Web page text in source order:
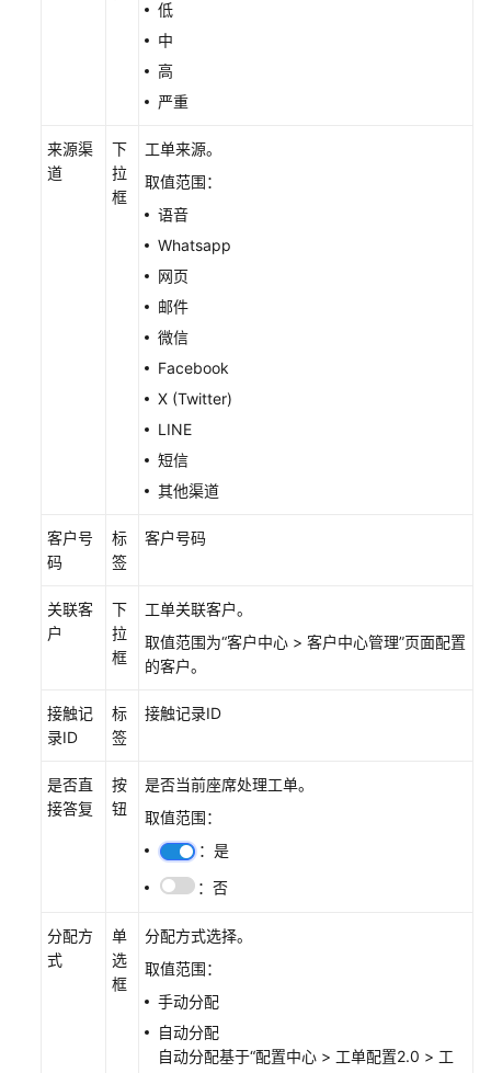
语
体
业
席
操
作
作
台
接
低
中
高
严重
来源渠
道
下
拉
框
工单来源。
取值范围：
语音
Whatsapp
网页
邮件
微信
Facebook
X (Twitter)
LINE
短信
其他渠道
客户号
码
标
签
客户号码
关联客
户
下
拉
框
工单关联客户。
取值范围为“客户中心 > 客户中心管理”页面配置
的客户。
接触记
录ID
标
签
接触记录ID
是否直
接答复
按
钮
是否当前座席处理工单。
取值范围：
：是
：否
分配方
式
单
选
框
分配方式选择。
取值范围：
手动分配
自动分配
自动分配基于“配置中心 > 工单配置2.0 > 工